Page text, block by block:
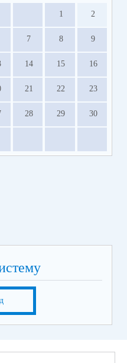
1 2
7 8 9
14 15 16
21 22 23
28 29 30